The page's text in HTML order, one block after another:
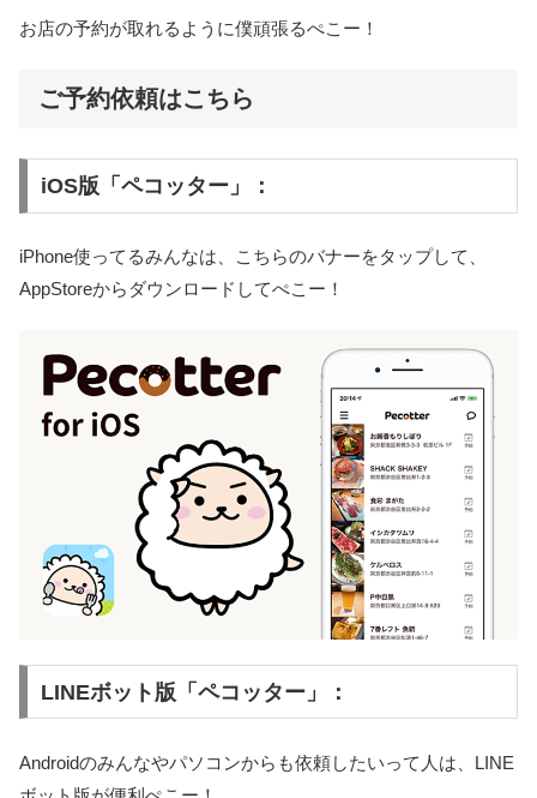
お店の予約が取れるように僕頑張るぺこー！
ご予約依頼はこちら
iOS版「ペコッター」：
iPhone使ってるみんなは、こちらのバナーをタップして、
AppStoreからダウンロードしてぺこー！
LINEボット版「ペコッター」：
Androidのみんなやパソコンからも依頼したいって人は、LINE